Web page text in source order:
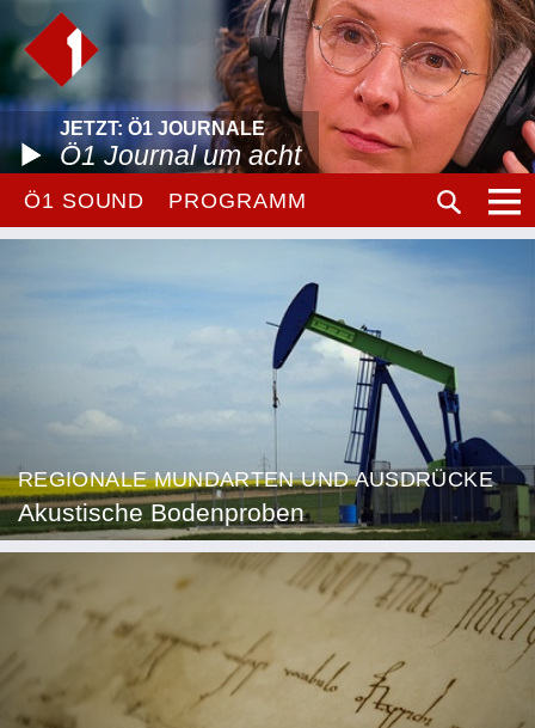
JETZT: Ö1 JOURNALE
Ö1 Journal um acht
Ö1 SOUND PROGRAMM
REGIONALE MUNDARTEN UND AUSDRÜCKE
Akustische Bodenproben